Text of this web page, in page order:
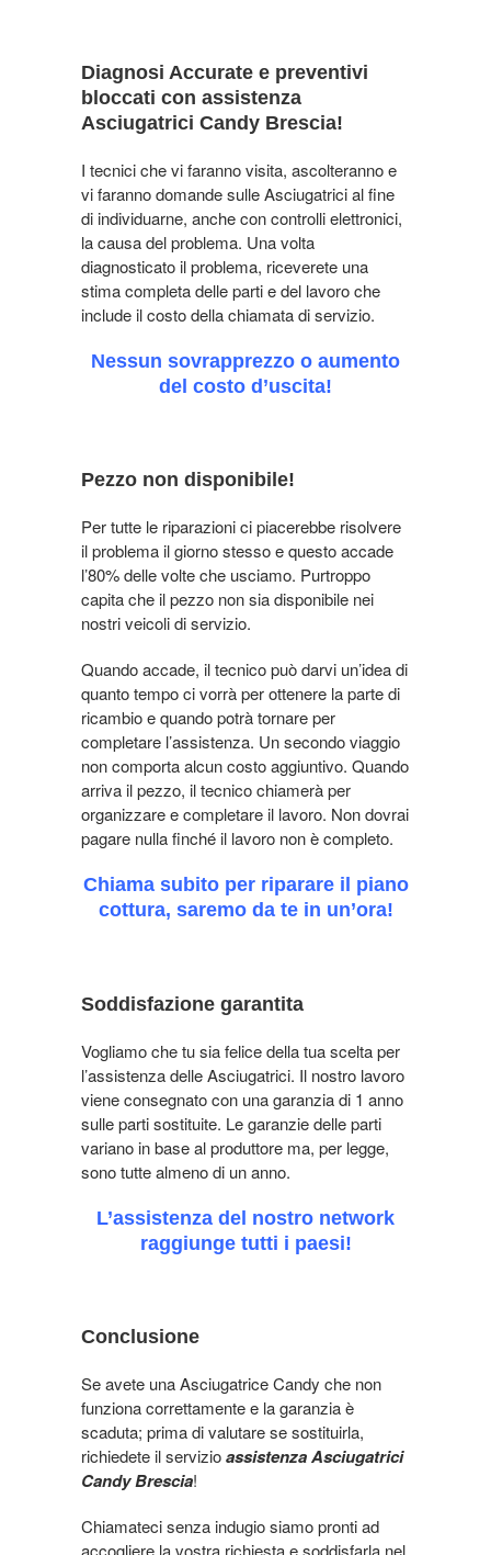
Diagnosi Accurate e preventivi
bloccati con assistenza
Asciugatrici Candy Brescia!
I tecnici che vi faranno visita, ascolteranno e
vi faranno domande sulle Asciugatrici al fine
di individuarne, anche con controlli elettronici,
la causa del problema. Una volta
diagnosticato il problema, riceverete una
stima completa delle parti e del lavoro che
include il costo della chiamata di servizio.
Nessun sovrapprezzo o aumento
del costo d’uscita!
Pezzo non disponibile!
Per tutte le riparazioni ci piacerebbe risolvere
il problema il giorno stesso e questo accade
l’80% delle volte che usciamo. Purtroppo
capita che il pezzo non sia disponibile nei
nostri veicoli di servizio.
Quando accade, il tecnico può darvi un’idea di
quanto tempo ci vorrà per ottenere la parte di
ricambio e quando potrà tornare per
completare l’assistenza. Un secondo viaggio
non comporta alcun costo aggiuntivo. Quando
arriva il pezzo, il tecnico chiamerà per
organizzare e completare il lavoro. Non dovrai
pagare nulla finché il lavoro non è completo.
Chiama subito per riparare il piano
cottura, saremo da te in un’ora!
Soddisfazione garantita
Vogliamo che tu sia felice della tua scelta per
l’assistenza delle Asciugatrici. Il nostro lavoro
viene consegnato con una garanzia di 1 anno
sulle parti sostituite. Le garanzie delle parti
variano in base al produttore ma, per legge,
sono tutte almeno di un anno.
L’assistenza del nostro network
raggiunge tutti i paesi!
Conclusione
Se avete una Asciugatrice Candy che non
funziona correttamente e la garanzia è
scaduta; prima di valutare se sostituirla,
richiedete il servizioassistenza Asciugatrici
Candy Brescia!
Chiamateci senza indugio siamo pronti ad